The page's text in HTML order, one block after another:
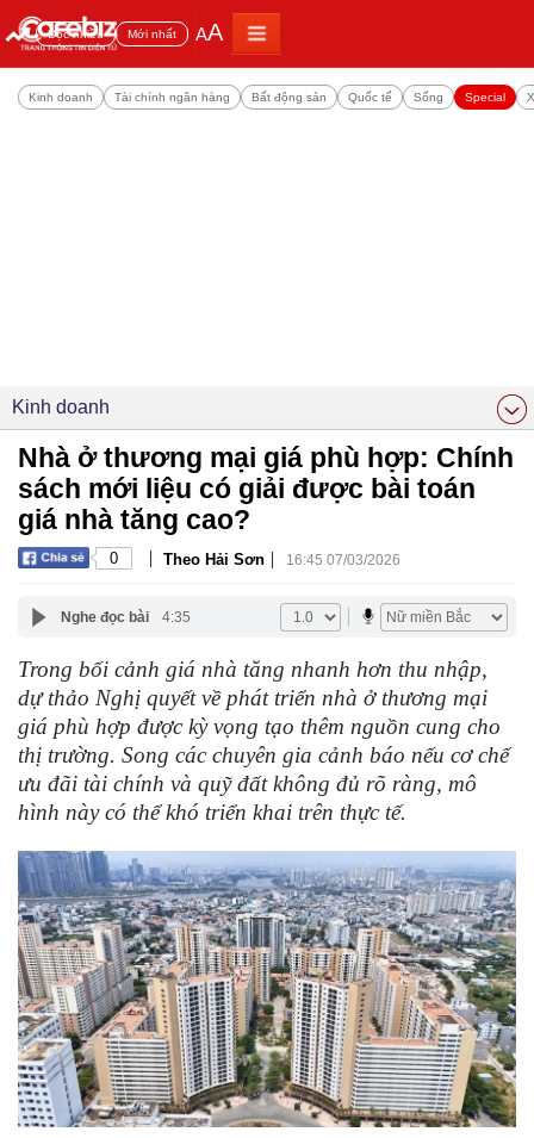
Đọc nhiều Mới nhất AA
Kinh doanh Tài chính ngân hàng Bất động sản Quốc tế Sống Special
Kinh doanh
Nhà ở thương mại giá phù hợp: Chính
sách mới liệu có giải được bài toán
giá nhà tăng cao?
0 | Theo Hải Sơn | 16:45 07/03/2026
Nghe đọc bài 4:35
Trong bối cảnh giá nhà tăng nhanh hơn thu nhập,
dự thảo Nghị quyết về phát triển nhà ở thương mại
giá phù hợp được kỳ vọng tạo thêm nguồn cung cho
thị trường. Song các chuyên gia cảnh báo nếu cơ chế
ưu đãi tài chính và quỹ đất không đủ rõ ràng, mô
hình này có thể khó triển khai trên thực tế.